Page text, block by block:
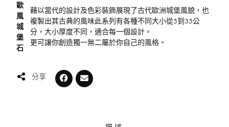
歐
風
城
堡
石
藉以當代的設計及色彩裝飾展現了古代歐洲城堡風貌，也
複製出其古典的風味此系列有各種不同大小從5到35公
分，大小厚度不同，適合每一個設計。
更可讓你創造獨一無二屬於你自己的風格。
分享